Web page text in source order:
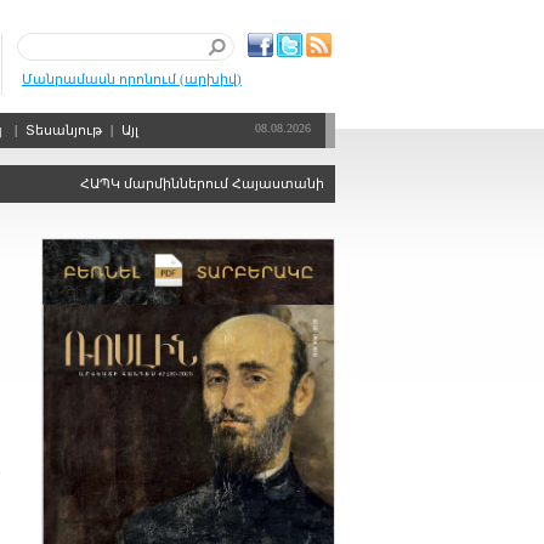
Մանրամասն որոնում (արխիվ)
| Տեսանյութ | Այլ 08.08.2026
ՀԱՊԿ մարմիններում Հայաստանին ձայնի իրավունքից զրկելու